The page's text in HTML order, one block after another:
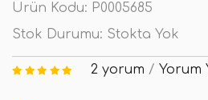
Ürün Kodu: P0005685
Stok Durumu: Stokta Yok
2 yorum / Yorum